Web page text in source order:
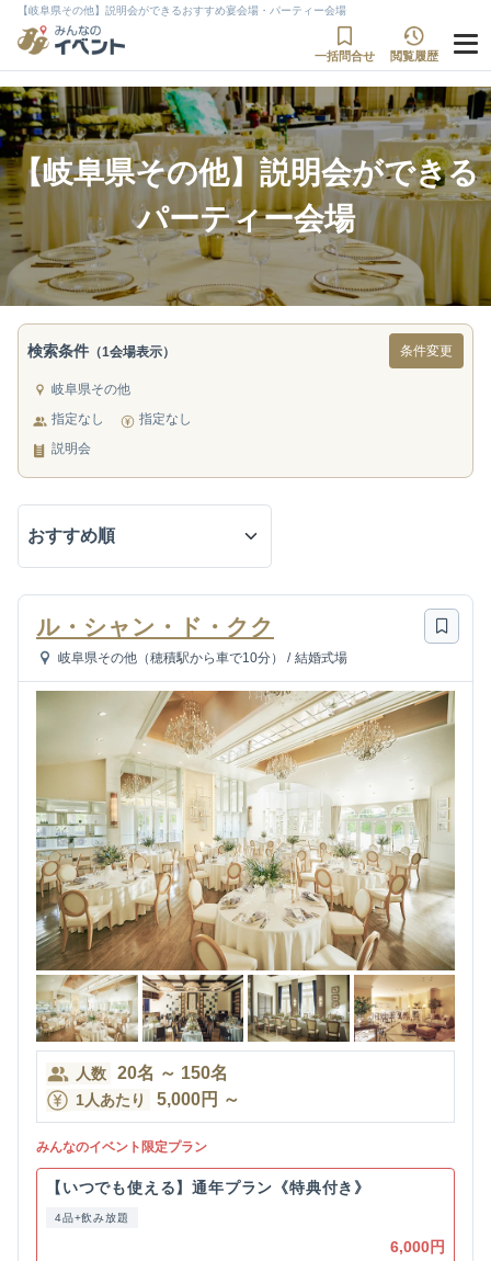
【岐阜県その他】説明会ができるおすすめ宴会場・パーティー会場
一括問合せ 閲覧履歴
【岐阜県その他】説明会ができる
パーティー会場
検索条件 （1会場表示） 条件変更
岐阜県その他
指定なし
指定なし
説明会
ル・シャン・ド・クク
岐阜県その他（穂積駅から車で10分） / 結婚式場
人数 20名 ～ 150名
1人あたり 5,000円 ～
みんなのイベント限定プラン
【いつでも使える】通年プラン《特典付き》
4品+飲み放題
6,000円